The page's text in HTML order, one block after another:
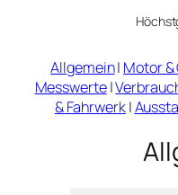
Allgemein| Motor
Messwerte|
& Fahrwerk|